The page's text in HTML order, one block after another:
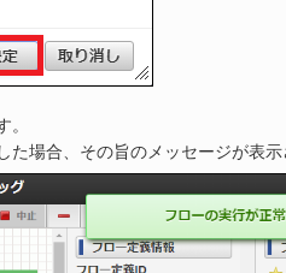
。
た場合、その旨のメッセージが表